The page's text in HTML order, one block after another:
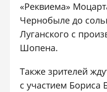
«Реквиема»
Чернобыле до
Луганского с
Шопена.
Также зрителей
с участием Бориса